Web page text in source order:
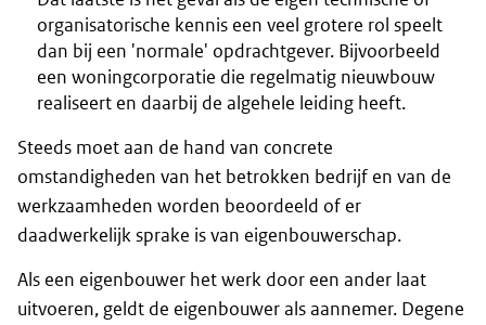
organisatorische kennis een veel grotere rol speelt
dan bij een 'normale' opdrachtgever. Bijvoorbeeld
een woningcorporatie die regelmatig nieuwbouw
realiseert en daarbij de algehele leiding heeft.
Steeds moet aan de hand van concrete
omstandigheden van het betrokken bedrijf en van de
werkzaamheden worden beoordeeld of er
daadwerkelijk sprake is van eigenbouwerschap.
Als een eigenbouwer het werk door een ander laat
uitvoeren, geldt de eigenbouwer als aannemer. Degene